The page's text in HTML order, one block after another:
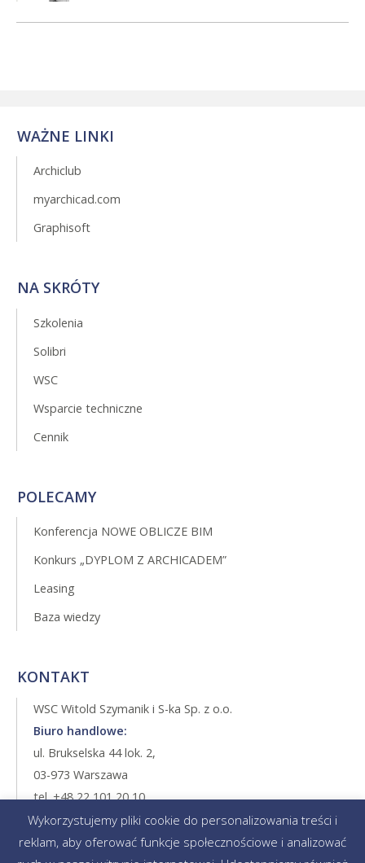
WAŻNE LINKI
Archiclub
myarchicad.com
Graphisoft
NA SKRÓTY
Szkolenia
Solibri
WSC
Wsparcie techniczne
Cennik
POLECAMY
Konferencja NOWE OBLICZE BIM
Konkurs „DYPLOM Z ARCHICADEM”
Leasing
Baza wiedzy
KONTAKT
WSC Witold Szymanik i S-ka Sp. z o.o.
Biuro handlowe:
ul. Brukselska 44 lok. 2,
03-973 Warszawa
tel. +48 22 101 20 10
tel. +48 22 517 00 00
fax +48 22 616 07 74
Wykorzystujemy pliki cookie do personalizowania treści i
reklam, aby oferować funkcje społecznościowe i analizować